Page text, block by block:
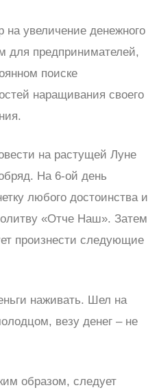
на увеличение денежного
для предпринимателей,
поиске
наращивания своего
на растущей Луне
На 6-ой день
любого достоинства и
«Отче Наш». Затем
произнести следующие
наживать. Шел на
везу денег – не
образом, следует